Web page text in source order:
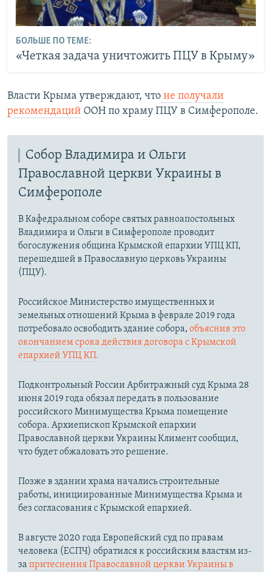
БОЛЬШЕ ПО ТЕМЕ:
«Четкая задача уничтожить ПЦУ в Крыму»
Власти Крыма утверждают, что не получали
рекомендаций ООН по храму ПЦУ в Симферополе.
Собор Владимира и Ольги
Православной церкви Украины в
Симферополе
В Кафедральном соборе святых равноапостольных
Владимира и Ольги в Симферополе проводит
богослужения община Крымской епархии УПЦ КП,
перешедшей в Православную церковь Украины
(ПЦУ).
Российское Министерство имущественных и
земельных отношений Крыма в феврале 2019 года
потребовало освободить здание собора, объяснив это
окончанием срока действия договора с Крымской
епархией УПЦ КП.
Подконтрольный России Арбитражный суд Крыма 28
июня 2019 года обязал передать в пользование
российского Минимущества Крыма помещение
собора. Архиепископ Крымской епархии
Православной церкви Украины Климент сообщил,
что будет обжаловать это решение.
Позже в здании храма начались строительные
работы, инициированные Минимущества Крыма и
без согласования с Крымской епархией.
В августе 2020 года Европейский суд по правам
человека (ЕСПЧ) обратился к российским властям из-
за притеснения Православной церкви Украины в